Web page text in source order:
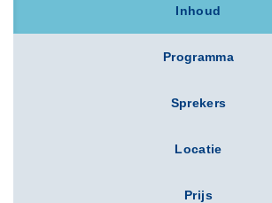
Inhoud
Programma
Sprekers
Locatie
Prijs